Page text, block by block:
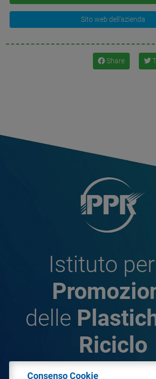
Sito web dell'azienda
Share
Istituto
delle
Riciclo
Consenso Cookie